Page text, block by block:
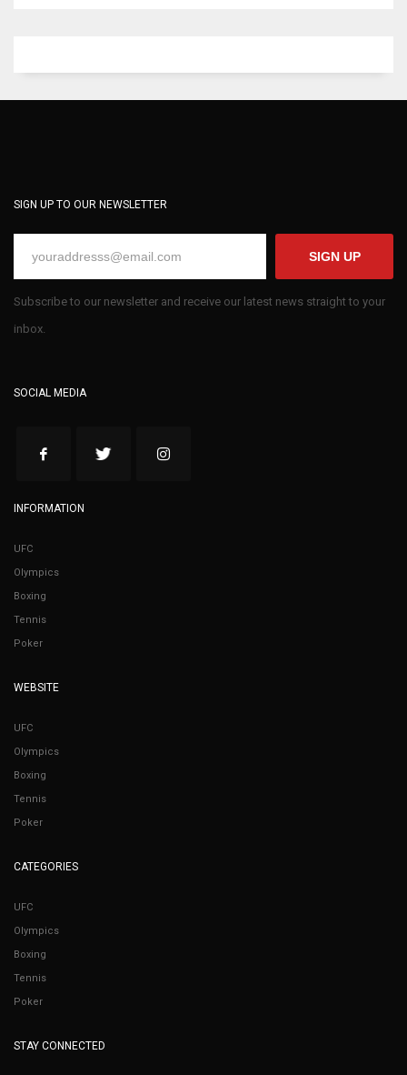
SIGN UP TO OUR NEWSLETTER
SIGN UP
Subscribe to our newsletter and receive our latest news straight to your
inbox.
SOCIAL MEDIA
INFORMATION
UFC
Olympics
Boxing
Tennis
Poker
WEBSITE
UFC
Olympics
Boxing
Tennis
Poker
CATEGORIES
UFC
Olympics
Boxing
Tennis
Poker
STAY CONNECTED